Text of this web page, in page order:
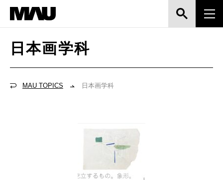
MAU TOPICS 日本画学科
日本画学科